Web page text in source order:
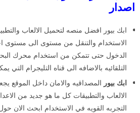
اصدار
الاستخدام والتنقل من مستوى الى مستوى
الدخول حتى تتمكن من استخدام محرك
التلقائيه بالاضافه الى قناه التليجرام التي
ابك بيور المصداقيه والامان داخل الموقع
الالعاب والتطبيقات كل ما هو جديد من
التجربه القويه في الاستخدام ابحث الان